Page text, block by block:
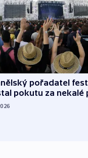
pořadatel
pokutu za nekalé